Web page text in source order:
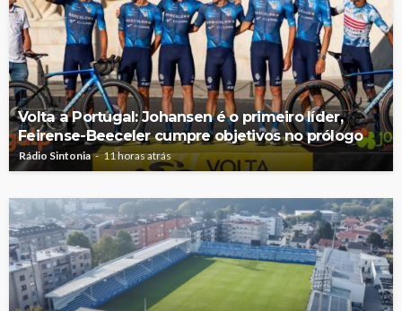
Volta a Portugal: Johansen é o primeiro líder,
Feirense-Beeceler cumpre objetivos no prólogo
Rádio Sintonia 11 horas atrás